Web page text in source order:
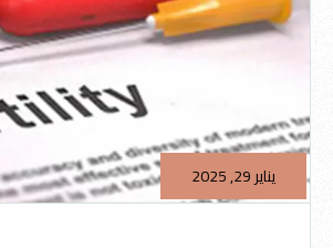
يناير 29, 2025